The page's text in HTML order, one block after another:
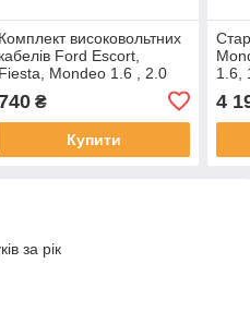
Комплект високовольтних
кабелів Ford Escort,
Fiesta, Mondeo 1.6 , 2.0
ZETEC з 1990 до 2000 р.в.
, Leaderparts / 1211
₴
Купити
1.6,
4
за рік